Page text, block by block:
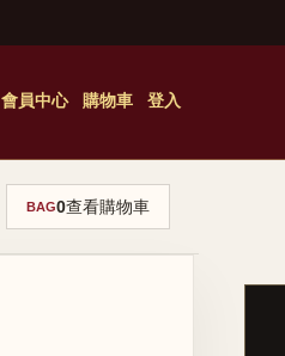
會員中心 購物車 登入
BAG0查看購物車